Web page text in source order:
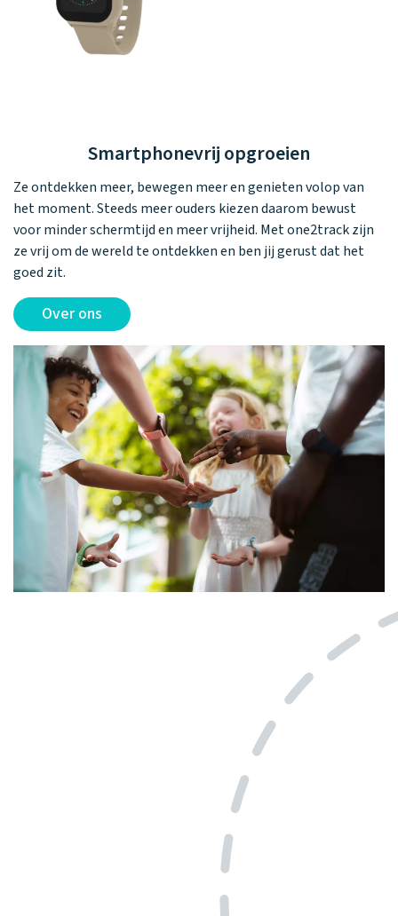
Tweedekans
horloges Recensies
Jarige Job
Smartphonevrij opgroeien
Ze ontdekken meer, bewegen meer en genieten volop van
het moment. Steeds meer ouders kiezen daarom bewust
voor minder schermtijd en meer vrijheid. Met one2track zijn
ze vrij om de wereld te ontdekken en ben jij gerust dat het
goed zit.
Over ons